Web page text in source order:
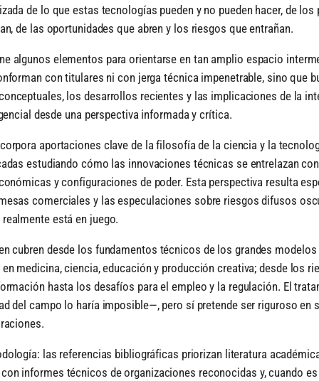
de lo que estas tecnologías pueden y no pueden hacer, de los
de las oportunidades que abren y los riesgos que entrañan.
algunos elementos para orientarse en tan amplio espacio
con titulares ni con jerga técnica impenetrable, sino que
los desarrollos recientes y las implicaciones de la
desde una perspectiva informada y crítica.
aportaciones clave de la filosofía de la ciencia y la
estudiando cómo las innovaciones técnicas se entrelazan
y configuraciones de poder. Esta perspectiva resulta
comerciales y las especulaciones sobre riesgos difusos
está en juego.
cubren desde los fundamentos técnicos de los grandes modelos
medicina, ciencia, educación y producción creativa; desde los
hasta los desafíos para el empleo y la regulación. El
del campo lo haría imposible—, pero sí pretende ser riguroso en
las referencias bibliográficas priorizan literatura
informes técnicos de organizaciones reconocidas y, cuando